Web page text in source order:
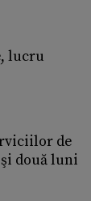
lucru
de
două luni